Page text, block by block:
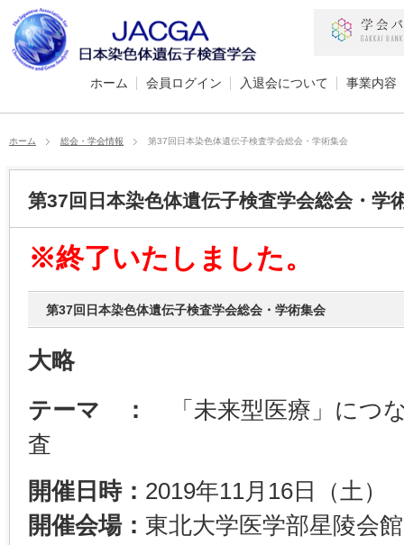
ホーム 会員ログイン 入退会について 事業内容
ホーム 総会・学会情報 第37回日本染色体遺伝子検査学会総会・学術集会
第37回日本染色体遺伝子検査学会総会・学
※終了いたしました。
第37回日本染色体遺伝子検査学会総会・学術集会
大略
テーマ ：
「未来型医療」につ
査
開催日時： 2019年11月16日（土
開催会場： 東北大学医学部星陵会